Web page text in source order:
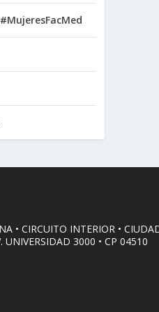
• CIRCUITO INTERIOR •
UNIVERSIDAD 3000 • CP 04510